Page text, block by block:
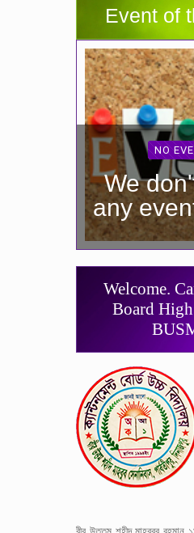
Event of
NO
We
any
Welcome.
Board